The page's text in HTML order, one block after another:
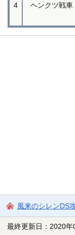
4 ヘンクツ戦車
風来のシレンDS
最終更新日：2020